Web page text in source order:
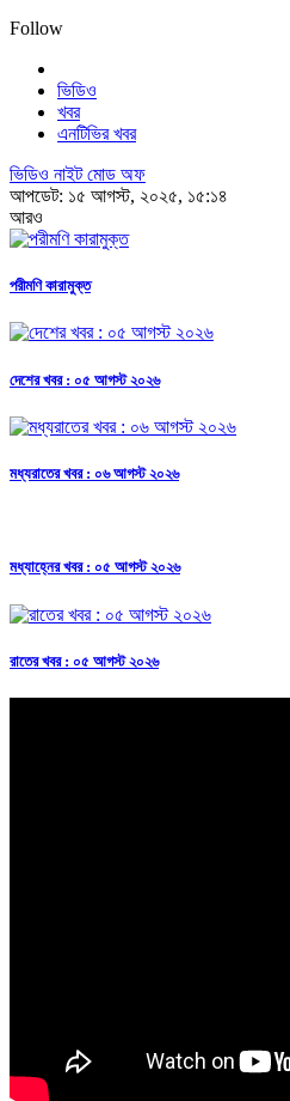
Follow
ভিডিও
খবর
এনটিভির খবর
ভিডিও নাইট মোড অফ
আপডেট: ১৫ আগস্ট, ২০২৫, ১৫:১৪
আরও
পরীমণি কারামুক্ত
দেশের খবর : ০৫ আগস্ট ২০২৬
মধ্যরাতের খবর : ০৬ আগস্ট ২০২৬
মধ্যাহ্নের খবর : ০৫ আগস্ট ২০২৬
রাতের খবর : ০৫ আগস্ট ২০২৬